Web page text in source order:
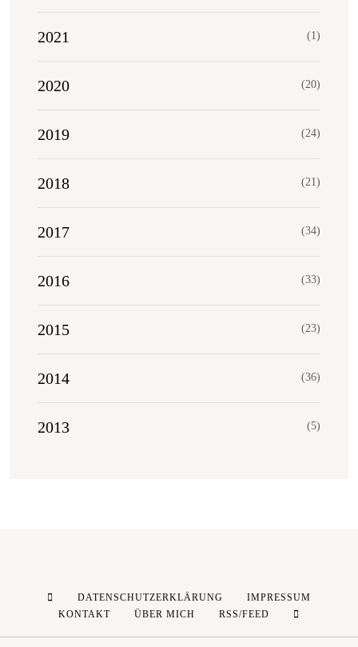
2021 (1)
2020 (20)
2019 (24)
2018 (21)
2017 (34)
2016 (33)
2015 (23)
2014 (36)
2013 (5)
DATENSCHUTZERKLÄRUNG
IMPRESSUM
KONTAKT
ÜBER MICH RSS/FEED